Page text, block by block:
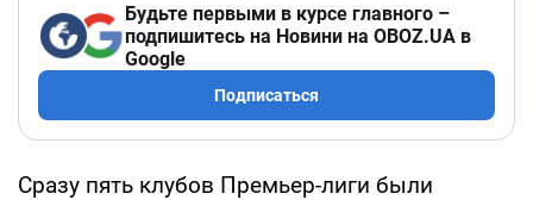
Будьте первыми в курсе главного –
подпишитесь на Новини на OBOZ.UA в
Google
Подписаться
Сразу пять клубов Премьер-лиги были